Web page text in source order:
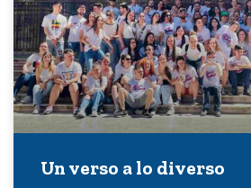
Un verso a lo diverso